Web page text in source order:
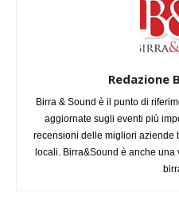
Redazione
Birra & Sound è il punto di
aggiornate sugli eventi più
recensioni delle migliori aziende
locali. Birra&Sound è anche